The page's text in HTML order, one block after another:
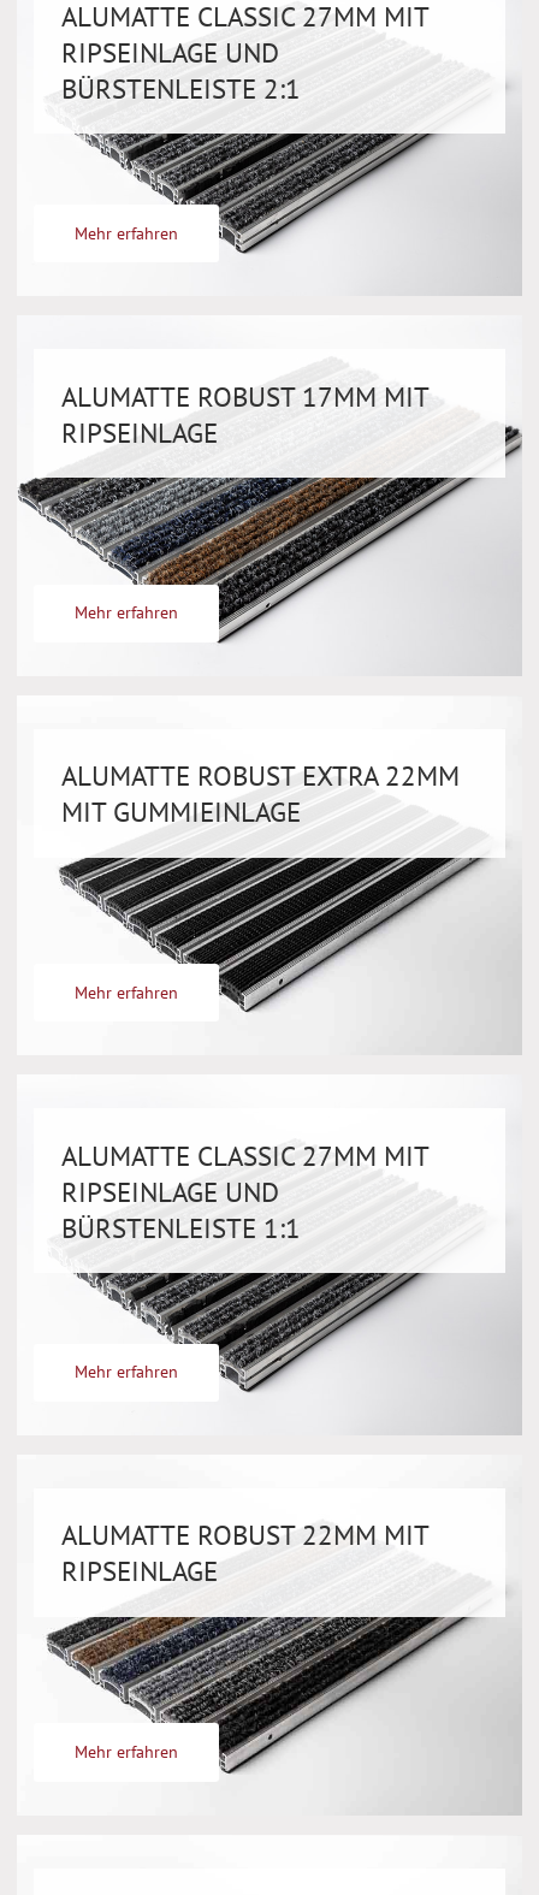
ALUMATTE CLASSIC 27MM MIT
RIPSEINLAGE UND
BÜRSTENLEISTE 2:1
Mehr erfahren
ALUMATTE ROBUST 17MM MIT
RIPSEINLAGE
Mehr erfahren
ALUMATTE ROBUST EXTRA 22MM
MIT GUMMIEINLAGE
Mehr erfahren
ALUMATTE CLASSIC 27MM MIT
RIPSEINLAGE UND
BÜRSTENLEISTE 1:1
Mehr erfahren
ALUMATTE ROBUST 22MM MIT
RIPSEINLAGE
Mehr erfahren